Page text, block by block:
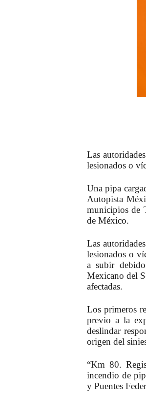
Las
lesionados o
Una pipa
Autopista
municipios de
de México.
Las
lesionados o
a subir
Mexicano del
afectadas.
Los primeros
previo a la
deslindar
origen del
“Km 80.
incendio de
y Puentes